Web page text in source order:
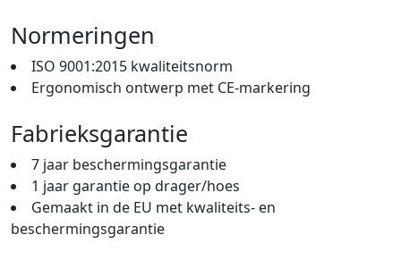
Normeringen
ISO 9001:2015 kwaliteitsnorm
Ergonomisch ontwerp met CE-markering
Fabrieksgarantie
7 jaar beschermingsgarantie
1 jaar garantie op drager/hoes
Gemaakt in de EU met kwaliteits- en
beschermingsgarantie